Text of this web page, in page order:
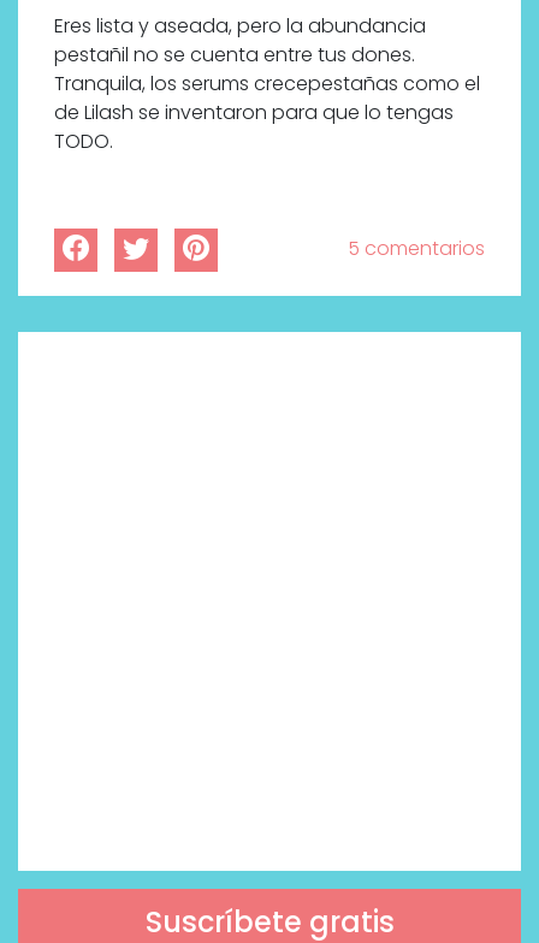
Eres lista y aseada, pero la abundancia
pestañil no se cuenta entre tus dones.
Tranquila, los serums crecepestañas como el
de Lilash se inventaron para que lo tengas
TODO.
5 comentarios
Suscríbete gratis